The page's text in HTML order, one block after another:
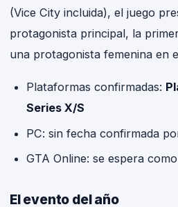
(Vice City incluida), el juego
protagonista principal, la
una protagonista femenina en
Plataformas confirmadas:
Series X/S
PC: sin fecha confirmada
GTA Online: se espera
El evento del año